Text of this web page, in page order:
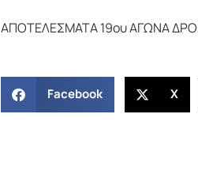
ΑΠΟΤΕΛΕΣΜΑΤΑ 19ου ΑΓΩΝΑ
Facebook X